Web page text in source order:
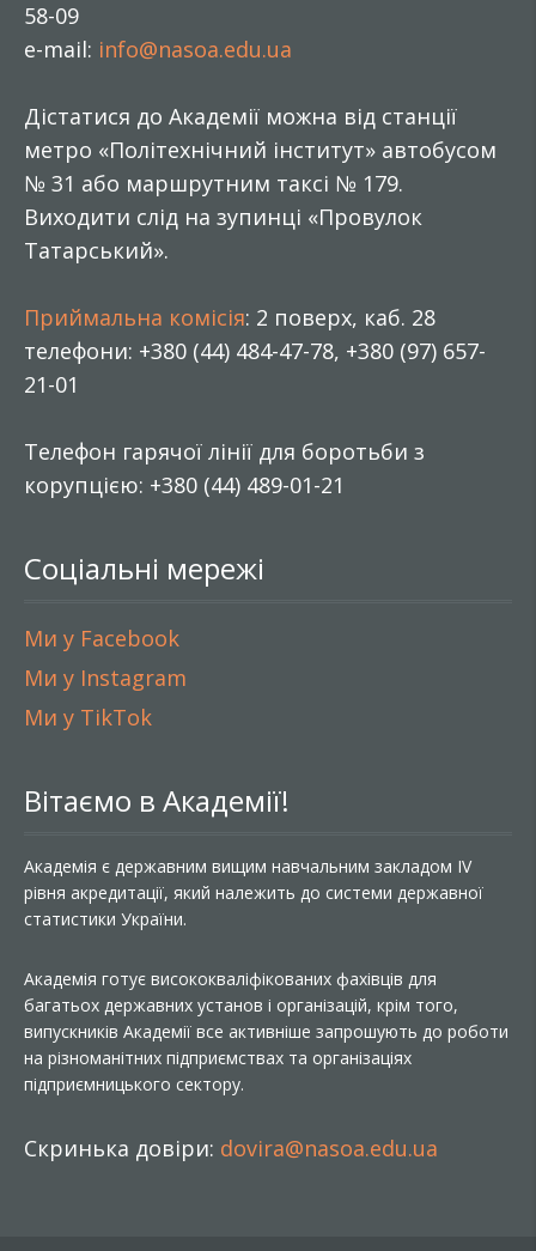
58-09
e-mail: info@nasoa.edu.ua
Дістатися до Академії можна від станції
метро «Політехнічний інститут» автобусом
№ 31 або маршрутним таксі № 179.
Виходити слід на зупинці «Провулок
Татарський».
Приймальна комісія: 2 поверх, каб. 28
телефони: +380 (44) 484-47-78, +380 (97) 657-
21-01
Телефон гарячої лінії для боротьби з
корупцією: +380 (44) 489-01-21
Соціальні мережі
Ми у Facebook
Ми у Instagram
Ми у TikTok
Вітаємо в Академії!
Академія є державним вищим навчальним закладом IV
рівня акредитації, який належить до системи державної
статистики України.
Академія готує висококваліфікованих фахівців для
багатьох державних установ і організацій, крім того,
випускників Академії все активніше запрошують до роботи
на різноманітних підприємствах та організаціях
підприємницького сектору.
Скринька довіри: dovira@nasoa.edu.ua